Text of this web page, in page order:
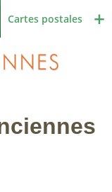
Cartes postales